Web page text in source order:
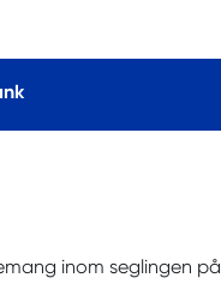
inom seglingen på